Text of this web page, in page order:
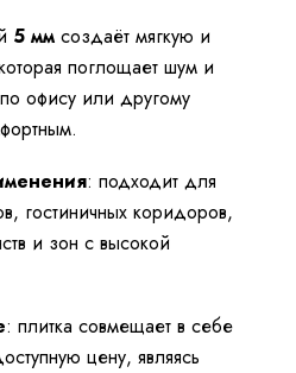
5 мм создаёт мягкую и
поглощает шум и
офису или другому
: подходит для
гостиничных коридоров,
и зон с высокой
: плитка совмещает в себе
цену, являясь